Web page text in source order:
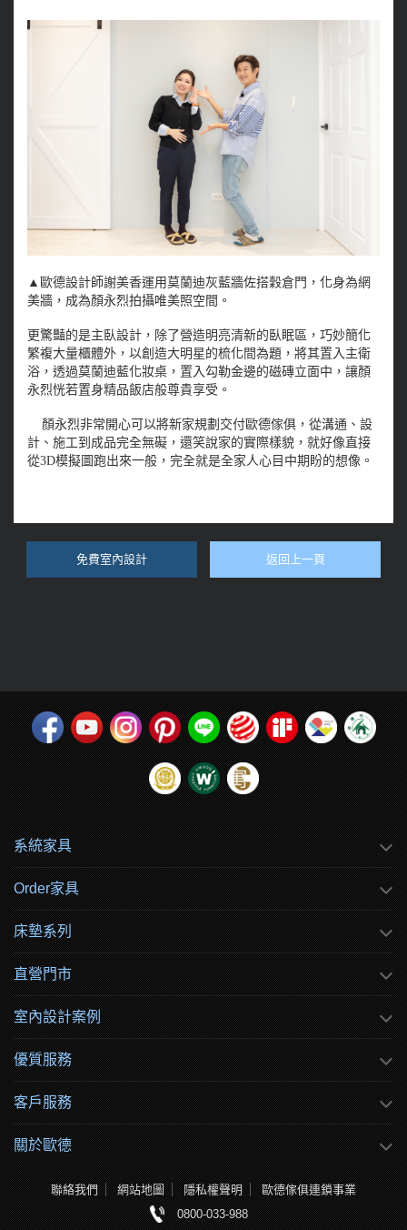
▲歐德設計師謝美香運用莫蘭迪灰藍牆佐搭穀倉門，化身為網
美牆，成為顏永烈拍攝唯美照空間。
更驚豔的是主臥設計，除了營造明亮清新的臥眠區，巧妙簡化
繁複大量櫃體外，以創造大明星的梳化間為題，將其置入主衛
浴，透過莫蘭迪藍化妝桌，置入勾勒金邊的磁磚立面中，讓顏
永烈恍若置身精品飯店般尊貴享受。
顏永烈非常開心可以將新家規劃交付歐德傢俱，從溝通、設
計、施工到成品完全無礙，還笑說家的實際樣貌，就好像直接
從3D模擬圖跑出來一般，完全就是全家人心目中期盼的想像。
免費室內設計 返回上一頁
系統家具
Order家具
床墊系列
直營門市
室內設計案例
優質服務
客戶服務
關於歐德
聯絡我們 網站地圖 隱私權聲明
歐德傢俱連鎖事業
0800-033-988